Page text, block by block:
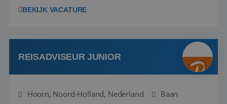
vakantiegangers de meest prachtige plekjes op
werken: of het nu gaat om vragen ...
BEKIJK VACATURE
REISADVISEUR JUNIOR
Hoorn, Noord-Holland, Nederland
Baan